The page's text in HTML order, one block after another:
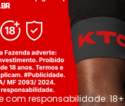
com responsabilidade. 18+